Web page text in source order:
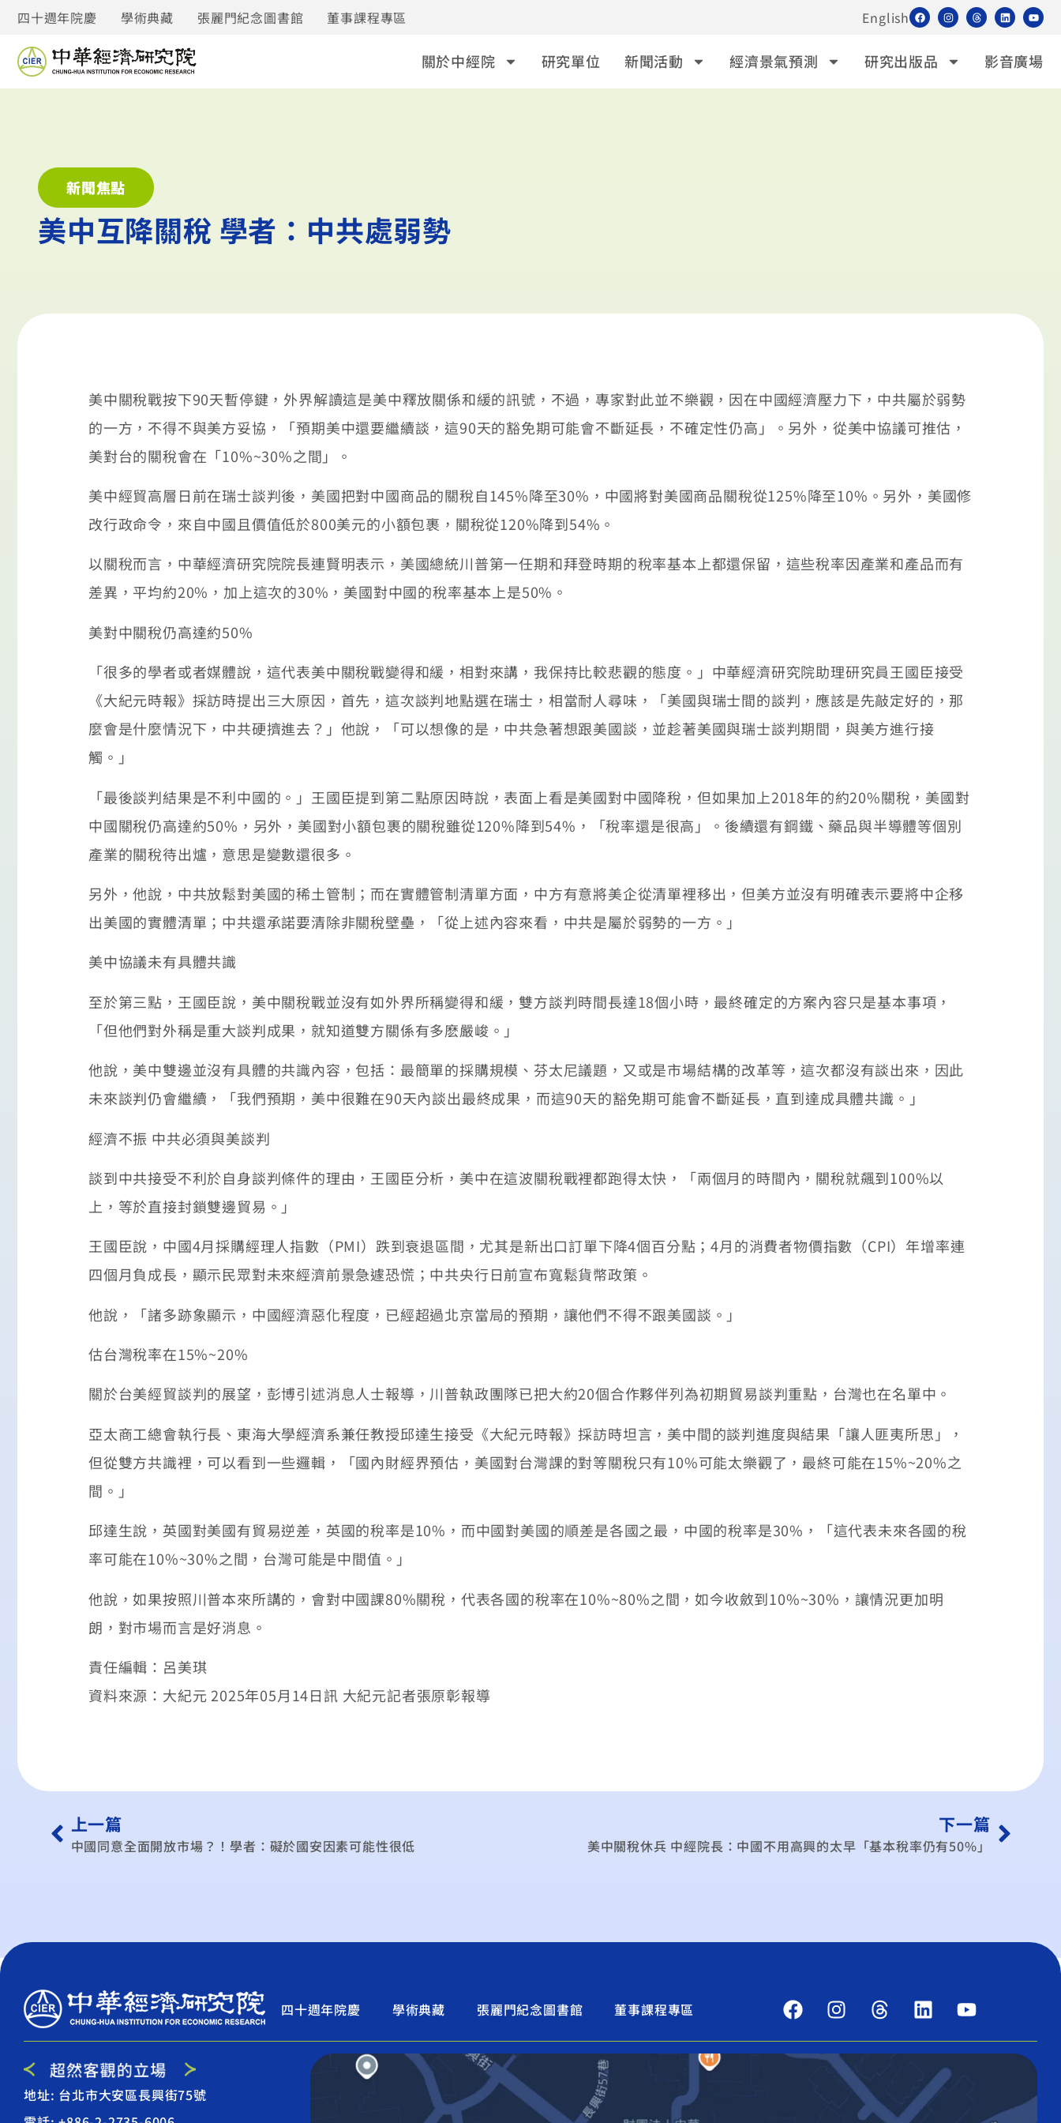
四十週年院慶 學術典藏 張麗門紀念圖書館 董事課程專區 English
關於中經院 研究單位 新聞活動 經濟景氣預測 研究出版品 影音廣場
新聞焦點
美中互降關稅 學者：中共處弱勢
美中關稅戰按下90天暫停鍵，外界解讀這是美中釋放關係和緩的訊號，不過，專家對此並不樂觀，因在中國經濟壓力下，中共屬於弱勢
的一方，不得不與美方妥協，「預期美中還要繼續談，這90天的豁免期可能會不斷延長，不確定性仍高」。另外，從美中協議可推估，
美對台的關稅會在「10%~30%之間」。
美中經貿高層日前在瑞士談判後，美國把對中國商品的關稅自145%降至30%，中國將對美國商品關稅從125%降至10%。另外，美國修
改行政命令，來自中國且價值低於800美元的小額包裹，關稅從120%降到54%。
以關稅而言，中華經濟研究院院長連賢明表示，美國總統川普第一任期和拜登時期的稅率基本上都還保留，這些稅率因產業和產品而有
差異，平均約20%，加上這次的30%，美國對中國的稅率基本上是50%。
美對中關稅仍高達約50%
「很多的學者或者媒體說，這代表美中關稅戰變得和緩，相對來講，我保持比較悲觀的態度。」中華經濟研究院助理研究員王國臣接受
《大紀元時報》採訪時提出三大原因，首先，這次談判地點選在瑞士，相當耐人尋味，「美國與瑞士間的談判，應該是先敲定好的，那
麼會是什麼情況下，中共硬擠進去？」他說，「可以想像的是，中共急著想跟美國談，並趁著美國與瑞士談判期間，與美方進行接
觸。」
「最後談判結果是不利中國的。」王國臣提到第二點原因時說，表面上看是美國對中國降稅，但如果加上2018年的約20%關稅，美國對
中國關稅仍高達約50%，另外，美國對小額包裹的關稅雖從120%降到54%，「稅率還是很高」。後續還有鋼鐵、藥品與半導體等個別
產業的關稅待出爐，意思是變數還很多。
另外，他說，中共放鬆對美國的稀土管制；而在實體管制清單方面，中方有意將美企從清單裡移出，但美方並沒有明確表示要將中企移
出美國的實體清單；中共還承諾要清除非關稅壁壘，「從上述內容來看，中共是屬於弱勢的一方。」
美中協議未有具體共識
至於第三點，王國臣說，美中關稅戰並沒有如外界所稱變得和緩，雙方談判時間長達18個小時，最終確定的方案內容只是基本事項，
「但他們對外稱是重大談判成果，就知道雙方關係有多麽嚴峻。」
他說，美中雙邊並沒有具體的共識內容，包括：最簡單的採購規模、芬太尼議題，又或是市場結構的改革等，這次都沒有談出來，因此
未來談判仍會繼續，「我們預期，美中很難在90天內談出最終成果，而這90天的豁免期可能會不斷延長，直到達成具體共識。」
經濟不振 中共必須與美談判
談到中共接受不利於自身談判條件的理由，王國臣分析，美中在這波關稅戰裡都跑得太快，「兩個月的時間內，關稅就飆到100%以
上，等於直接封鎖雙邊貿易。」
王國臣說，中國4月採購經理人指數（PMI）跌到衰退區間，尤其是新出口訂單下降4個百分點；4月的消費者物價指數（CPI）年增率連
四個月負成長，顯示民眾對未來經濟前景急遽恐慌；中共央行日前宣布寬鬆貨幣政策。
他說，「諸多跡象顯示，中國經濟惡化程度，已經超過北京當局的預期，讓他們不得不跟美國談。」
估台灣稅率在15%~20%
關於台美經貿談判的展望，彭博引述消息人士報導，川普執政團隊已把大約20個合作夥伴列為初期貿易談判重點，台灣也在名單中。
亞太商工總會執行長、東海大學經濟系兼任教授邱達生接受《大紀元時報》採訪時坦言，美中間的談判進度與結果「讓人匪夷所思」，
但從雙方共識裡，可以看到一些邏輯，「國內財經界預估，美國對台灣課的對等關稅只有10%可能太樂觀了，最終可能在15%~20%之
間。」
邱達生說，英國對美國有貿易逆差，英國的稅率是10%，而中國對美國的順差是各國之最，中國的稅率是30%，「這代表未來各國的稅
率可能在10%~30%之間，台灣可能是中間值。」
他說，如果按照川普本來所講的，會對中國課80%關稅，代表各國的稅率在10%~80%之間，如今收斂到10%~30%，讓情況更加明
朗，對市場而言是好消息。
責任編輯：呂美琪
資料來源：大紀元 2025年05月14日訊 大紀元記者張原彰報導
上一篇
中國同意全面開放市場？！學者：礙於國安因素可能性很低
下一篇
美中關稅休兵 中經院長：中國不用高興的太早「基本稅率仍有50%」
四十週年院慶 學術典藏 張麗門紀念圖書館 董事課程專區
地址: 台北市大安區長興街75號